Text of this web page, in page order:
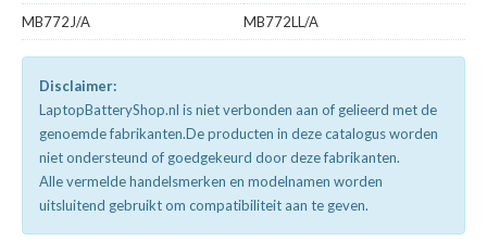
MB772J/A MB772LL/A
Disclaimer:
LaptopBatteryShop.nl is niet verbonden aan of gelieerd met de
genoemde fabrikanten.De producten in deze catalogus worden
niet ondersteund of goedgekeurd door deze fabrikanten.
Alle vermelde handelsmerken en modelnamen worden
uitsluitend gebruikt om compatibiliteit aan te geven.